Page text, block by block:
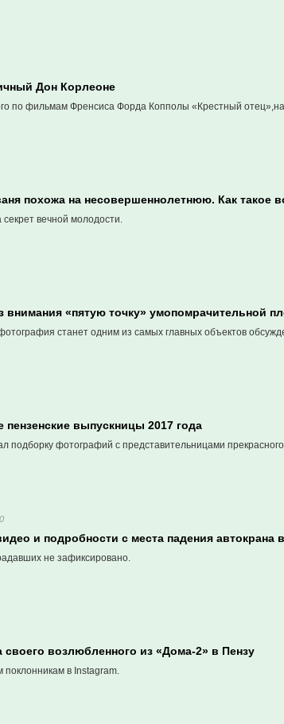
Дон Корлеоне
по фильмам Френсиса Форда Копполы «Крестный
похожа на несовершеннолетнюю. Как такое
вечной молодости.
внимания «пятую точку» умопомрачительной
станет одним из самых главных объектов
выпускницы 2017 года
подборку фотографий c представительницами
и подробности с места падения автокрана
не зафиксировано.
возлюбленного из «Дома-2» в Пензу
в Instagram.